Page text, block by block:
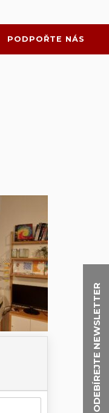
ODEBÍREJTE NEWSLETTER
PODPOŘTE NÁS